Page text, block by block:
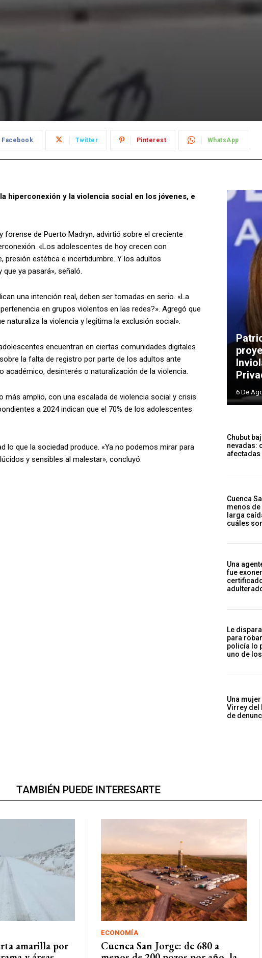
Facebook Twitter Pinterest WhatsApp
hiperconexión y la violencia social en los jóvenes, e
forense de Puerto Madryn, advirtió sobre el creciente
«Los adolescentes de hoy crecen con
presión estética e incertidumbre. Y los adultos
ya pasará», señaló.
una intención real, deben ser tomadas en serio. «La
en grupos violentos en las redes?». Agregó que
naturaliza la violencia y legitima la exclusión social».
encuentran en ciertas comunidades digitales
la falta de registro por parte de los adultos ante
desinterés o naturalización de la violencia.
amplio, con una escalada de violencia social y crisis
a 2024 indican que el 70% de los adolescentes
lo que la sociedad produce. «Ya no podemos mirar para
y sensibles al malestar», concluyó.
6 De
Chubut
nevadas:
afectadas
Cuenca
menos de
larga
cuáles
Una
fue
Le
para
policía lo
uno de
Una
Virrey del
de
TAMBIÉN PUEDE INTERESARTE
amarilla por
ECONOMÍA
Cuenca San Jorge: de 680 a